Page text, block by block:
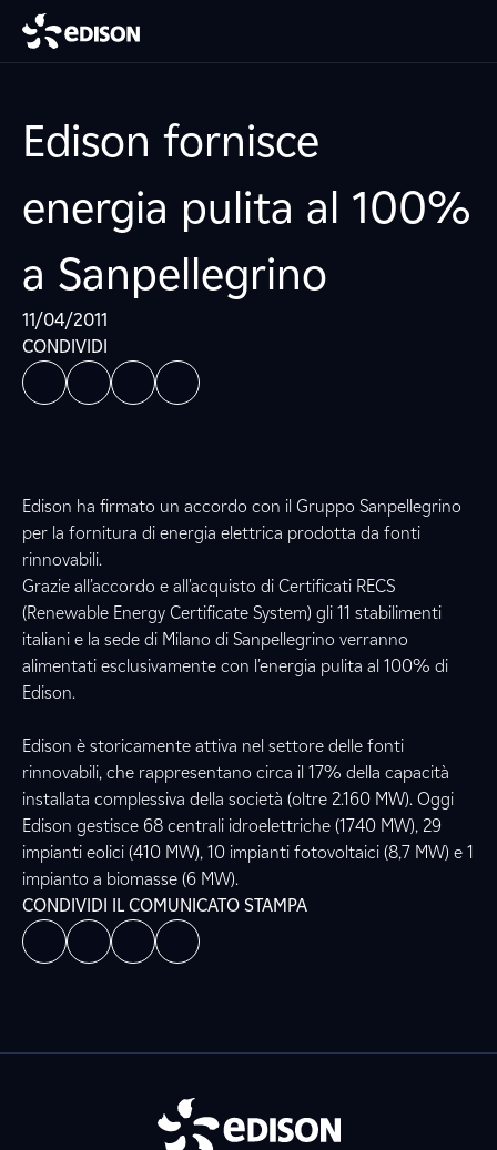
Edison fornisce
energia pulita al 100%
a Sanpellegrino
11/04/2011
CONDIVIDI
Edison ha firmato un accordo con il Gruppo Sanpellegrino
per la fornitura di energia elettrica prodotta da fonti
rinnovabili.
Grazie all’accordo e all'acquisto di Certificati RECS
(Renewable Energy Certificate System) gli 11 stabilimenti
italiani e la sede di Milano di Sanpellegrino verranno
alimentati esclusivamente con l’energia pulita al 100% di
Edison.
Edison è storicamente attiva nel settore delle fonti
rinnovabili, che rappresentano circa il 17% della capacità
installata complessiva della società (oltre 2.160 MW). Oggi
Edison gestisce 68 centrali idroelettriche (1740 MW), 29
impianti eolici (410 MW), 10 impianti fotovoltaici (8,7 MW) e 1
impianto a biomasse (6 MW).
CONDIVIDI IL COMUNICATO STAMPA